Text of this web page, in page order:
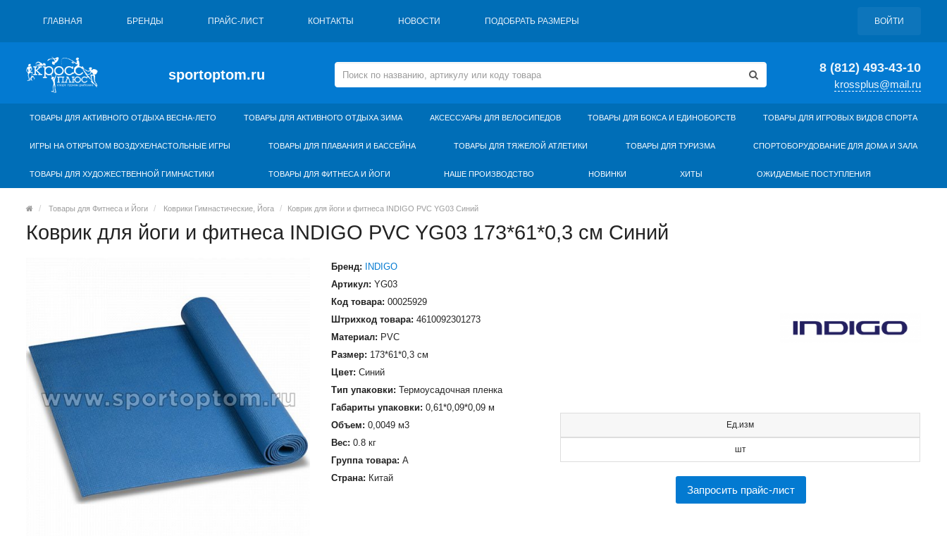
ВОЙТИ
ГЛАВНАЯ БРЕНДЫ ПРАЙС-ЛИСТ КОНТАКТЫ НОВОСТИ ПОДОБРАТЬ РАЗМЕРЫ
8 (812) 493-43-10
krossplus@mail.ru
sportoptom.ru
ТОВАРЫ ДЛЯ АКТИВНОГО ОТДЫХА ВЕСНА-ЛЕТО ТОВАРЫ ДЛЯ АКТИВНОГО ОТДЫХА ЗИМА АКСЕССУАРЫ ДЛЯ ВЕЛОСИПЕДОВ ТОВАРЫ ДЛЯ БОКСА И ЕДИНОБОРСТВ ТОВАРЫ ДЛЯ ИГРОВЫХ ВИДОВ СПОРТА
ИГРЫ НА ОТКРЫТОМ ВОЗДУХЕ/НАСТОЛЬНЫЕ ИГРЫ ТОВАРЫ ДЛЯ ПЛАВАНИЯ И БАССЕЙНА ТОВАРЫ ДЛЯ ТЯЖЕЛОЙ АТЛЕТИКИ ТОВАРЫ ДЛЯ ТУРИЗМА СПОРТОБОРУДОВАНИЕ ДЛЯ ДОМА И ЗАЛА
ТОВАРЫ ДЛЯ ХУДОЖЕСТВЕННОЙ ГИМНАСТИКИ ТОВАРЫ ДЛЯ ФИТНЕСА И ЙОГИ НАШЕ ПРОИЗВОДСТВО НОВИНКИ ХИТЫ ОЖИДАЕМЫЕ ПОСТУПЛЕНИЯ
Товары для Фитнеса и Йоги Коврики Гимнастические, Йога Коврик для йоги и фитнеса INDIGO PVC YG03 Синий
Коврик для йоги и фитнеса INDIGO PVC YG03 173*61*0,3 см Синий
Бренд:
INDIGO
Артикул: YG03
Код товара: 00025929
Штрихкод товара: 4610092301273
Материал: PVC
Размер: 173*61*0,3 см
Цвет: Синий
Тип упаковки: Термоусадочная пленка
Габариты упаковки: 0,61*0,09*0,09 м
Объем: 0,0049 м3
Вес: 0.8 кг
Группа товара: А
Страна: Китай
Ед.изм
шт
Запросить прайс-лист